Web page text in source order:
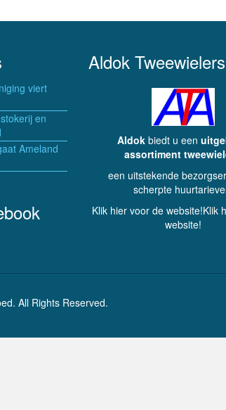
viert
en
Ameland
Aldok Tweewielers
Aldokbiedt u een
assortiment
een uitstekende
scherpte
Klik hier voor de website!Klik
website!
All Rights Reserved.